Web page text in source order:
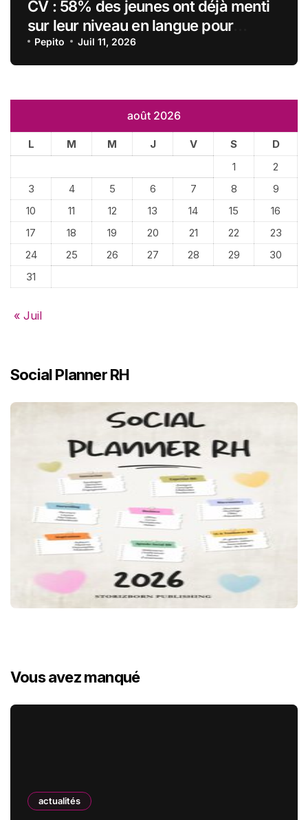
CV : 58% des jeunes ont déjà menti
sur leur niveau en langue pour
obtenir un emploi
Pepito Juil 11, 2026
août 2026
L M M J V S
D
1
2
3
4 5 6 7 8
9
10
11 12 13 14 15
16
17
18 19 20 21 22
23
24
25 26 27 28 29
30
31
« Juil
Social Planner RH
Vous avez manqué
actualités